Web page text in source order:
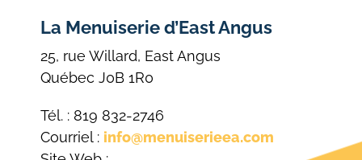
La Menuiserie d’East Angus
25, rue Willard, East Angus
Québec J0B 1R0
Tél. : 819 832-2746
Courriel : info@menuiserieea.com